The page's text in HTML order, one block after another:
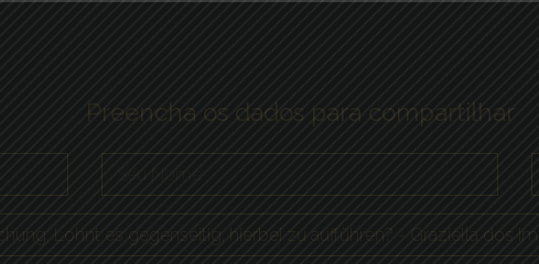
Preencha os dados para compartilhar